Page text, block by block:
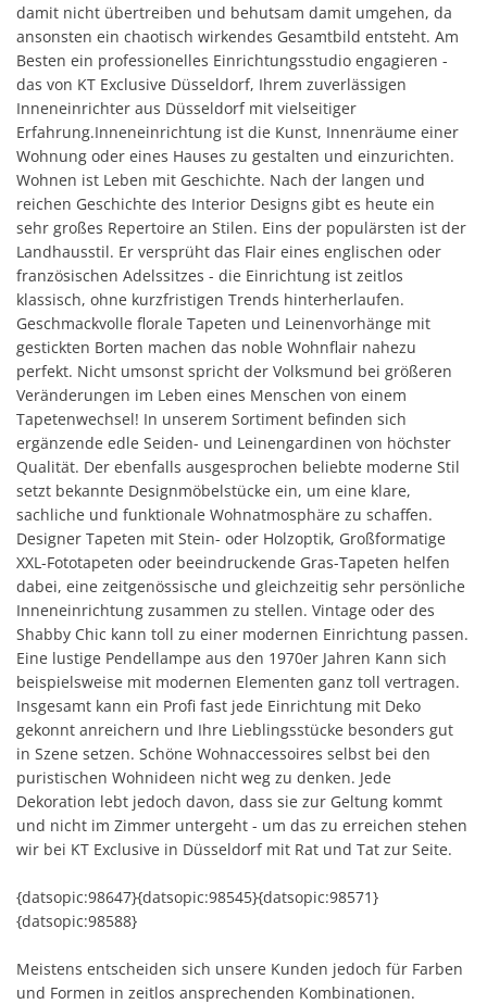
damit nicht übertreiben und behutsam damit umgehen, da
ansonsten ein chaotisch wirkendes Gesamtbild entsteht. Am
Besten ein professionelles Einrichtungsstudio engagieren -
das von KT Exclusive Düsseldorf, Ihrem zuverlässigen
Inneneinrichter aus Düsseldorf mit vielseitiger
Erfahrung.Inneneinrichtung ist die Kunst, Innenräume einer
Wohnung oder eines Hauses zu gestalten und einzurichten.
Wohnen ist Leben mit Geschichte. Nach der langen und
reichen Geschichte des Interior Designs gibt es heute ein
sehr großes Repertoire an Stilen. Eins der populärsten ist der
Landhausstil. Er versprüht das Flair eines englischen oder
französischen Adelssitzes - die Einrichtung ist zeitlos
klassisch, ohne kurzfristigen Trends hinterherlaufen.
Geschmackvolle florale Tapeten und Leinenvorhänge mit
gestickten Borten machen das noble Wohnflair nahezu
perfekt. Nicht umsonst spricht der Volksmund bei größeren
Veränderungen im Leben eines Menschen von einem
Tapetenwechsel! In unserem Sortiment befinden sich
ergänzende edle Seiden- und Leinengardinen von höchster
Qualität. Der ebenfalls ausgesprochen beliebte moderne Stil
setzt bekannte Designmöbelstücke ein, um eine klare,
sachliche und funktionale Wohnatmosphäre zu schaffen.
Designer Tapeten mit Stein- oder Holzoptik, Großformatige
XXL-Fototapeten oder beeindruckende Gras-Tapeten helfen
dabei, eine zeitgenössische und gleichzeitig sehr persönliche
Inneneinrichtung zusammen zu stellen. Vintage oder des
Shabby Chic kann toll zu einer modernen Einrichtung passen.
Eine lustige Pendellampe aus den 1970er Jahren Kann sich
beispielsweise mit modernen Elementen ganz toll vertragen.
Insgesamt kann ein Profi fast jede Einrichtung mit Deko
gekonnt anreichern und Ihre Lieblingsstücke besonders gut
in Szene setzen. Schöne Wohnaccessoires selbst bei den
puristischen Wohnideen nicht weg zu denken. Jede
Dekoration lebt jedoch davon, dass sie zur Geltung kommt
und nicht im Zimmer untergeht - um das zu erreichen stehen
wir bei KT Exclusive in Düsseldorf mit Rat und Tat zur Seite.
{datsopic:98647}{datsopic:98545}{datsopic:98571}
{datsopic:98588}
Meistens entscheiden sich unsere Kunden jedoch für Farben
und Formen in zeitlos ansprechenden Kombinationen.